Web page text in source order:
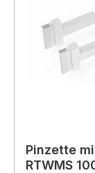
Pinzette
RTWMS